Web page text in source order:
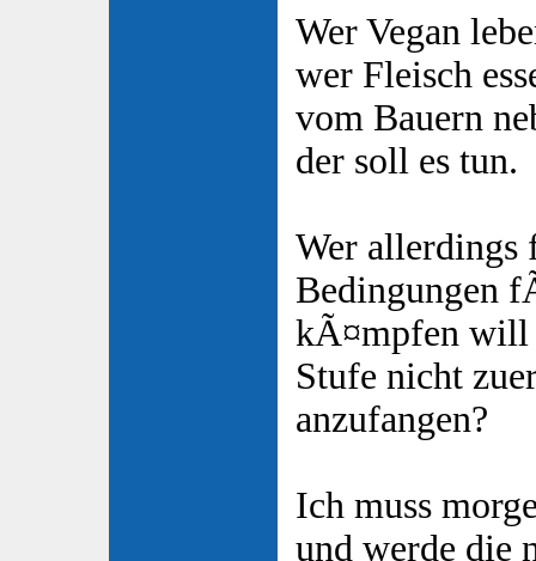
Wer Vegan
wer Fleisch
vom Bauern
der soll es tun.
Wer allerdings
Bedingungen
kÃ¤mpfen will
Stufe nicht
anzufangen?
Ich muss
und werde die